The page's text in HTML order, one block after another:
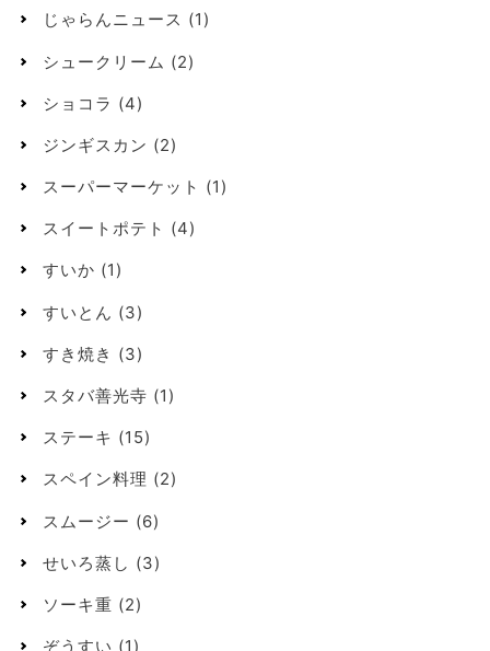
じゃらんニュース (1)
シュークリーム (2)
ショコラ (4)
ジンギスカン (2)
スーパーマーケット (1)
スイートポテト (4)
すいか (1)
すいとん (3)
すき焼き (3)
スタバ善光寺 (1)
ステーキ (15)
スペイン料理 (2)
スムージー (6)
せいろ蒸し (3)
ソーキ重 (2)
ぞうすい (1)